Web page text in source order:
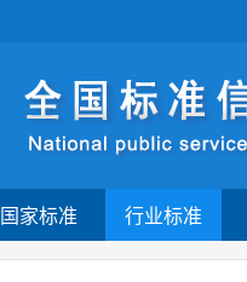
国家标准 行业标准